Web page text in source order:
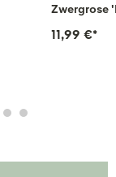
Zwergrose
11,99 €*